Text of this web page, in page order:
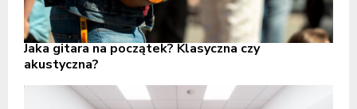
Jaka gitara na początek? Klasyczna czy
akustyczna?